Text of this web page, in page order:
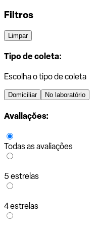
Filtros
Limpar
Tipo de coleta:
Escolha o tipo de coleta
Domiciliar No laboratório
Avaliações:
Todas as avaliações
5 estrelas
4 estrelas